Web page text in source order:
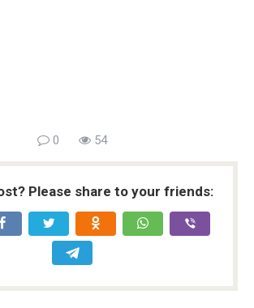
0 54
Please share to your friends: